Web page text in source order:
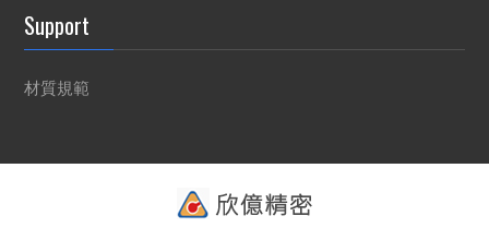
Support
材質規範